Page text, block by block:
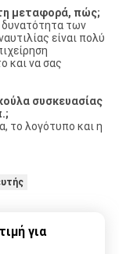
μεταφορά, πώς;
δυνατότητα των
είναι πολύ
και να σας
συσκευασίας
το λογότυπο και η
για